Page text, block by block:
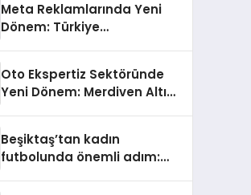
Meta Reklamlarında Yeni
Dönem: Türkiye
Oto Ekspertiz Sektöründe
Yeni Dönem: Merdiven Altı
Beşiktaş’tan kadın
futbolunda önemli adım: